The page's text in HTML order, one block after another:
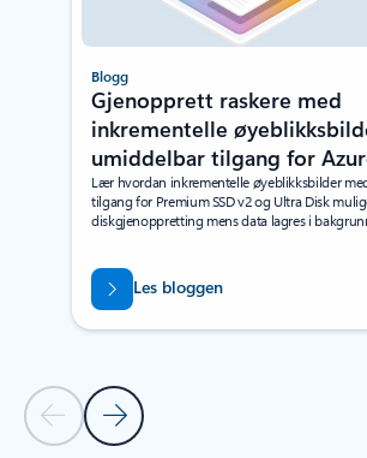
Forrige lysbildeNeste lysbilde
Blogg
Gjenopprett raskere med
inkrementelle
umiddelbar tilgang for
Lær hvordan inkrementelle øyeblikksbilder
tilgang for Premium SSD v2 og Ultra Disk
diskgjenoppretting mens data lagres i
Les bloggen